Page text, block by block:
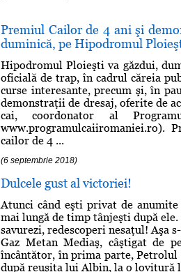
Premiul Cailor de 4 ani şi
duminică, pe Hipodromul
Hipodromul Ploieşti va găzdui,
oficială de trap, în cadrul căreia
curse interesante, precum şi, în
demonstraţii de dresaj, oferite de
cai, coordonator al
www.programulcaiiromaniei.ro).
cailor de 4 ...
(6 septembrie 2018)
Dulcele gust al victoriei!
Atunci când eşti privat de
mai lungă de timp tânjeşti după
savurezi, redescoperi nesaţul! Aşa
Gaz Metan Mediaş, câştigat de
încântător, în prima parte, Petrolul
după reuşita lui Albin, la o lovitură